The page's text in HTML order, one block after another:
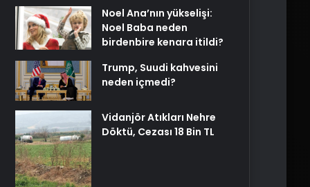
Noel Ana’nın yükselişi:
Noel Baba neden
birdenbire kenara itildi?
Trump, Suudi kahvesini
neden içmedi?
Vidanjör Atıkları Nehre
Döktü, Cezası 18 Bin TL